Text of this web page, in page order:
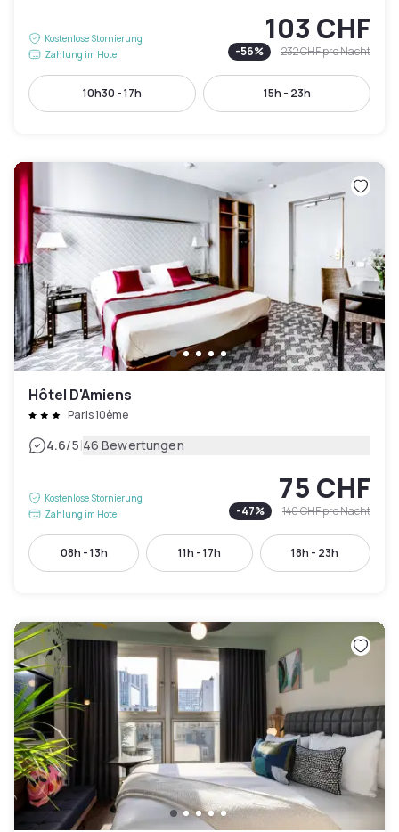
Kostenlose Stornierung
Zahlung im Hotel
103 CHF
-56% 232 CHFpro Nacht
10h30 - 17h 15h - 23h
Hôtel D'Amiens
Paris 10ème
4.6/5|46 Bewertungen
Kostenlose Stornierung
Zahlung im Hotel
75 CHF
-47% 140 CHFpro Nacht
08h - 13h 11h - 17h 18h - 23h